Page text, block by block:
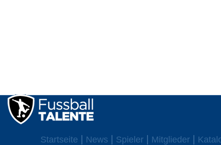
Startseite News Spieler Mitglieder